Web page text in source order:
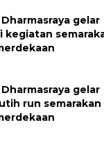
gelar
kegiatan
gelar
run semarakan